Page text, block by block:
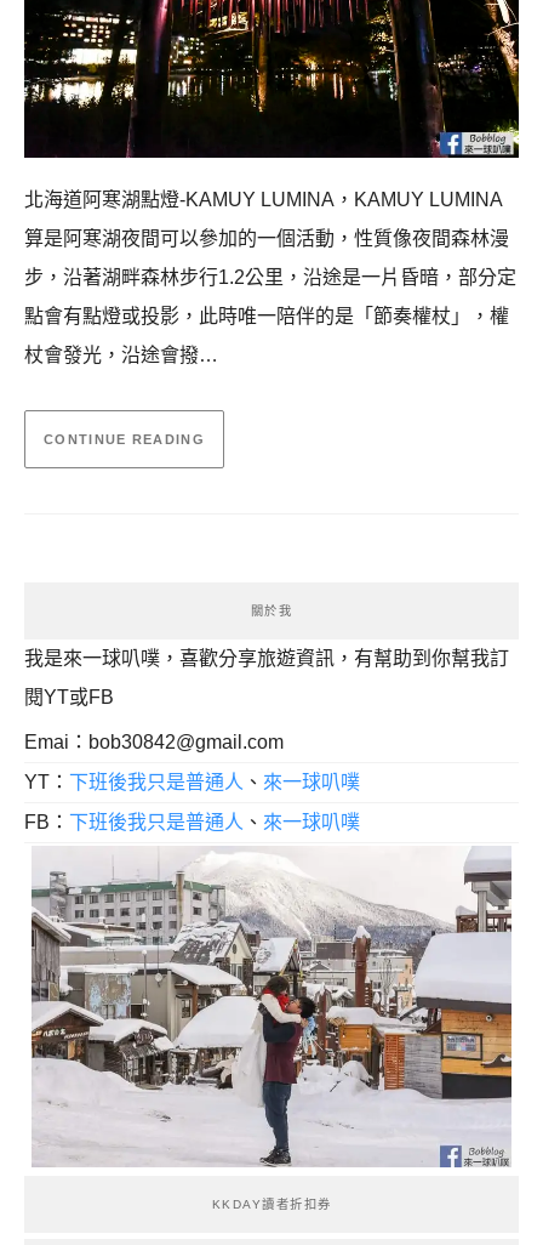
北海道阿寒湖點燈-KAMUY LUMINA，KAMUY LUMINA
算是阿寒湖夜間可以參加的一個活動，性質像夜間森林漫
步，沿著湖畔森林步行1.2公里，沿途是一片昏暗，部分定
點會有點燈或投影，此時唯一陪伴的是「節奏權杖」，權
杖會發光，沿途會撥…
CONTINUE READING
關於我
我是來一球叭噗，喜歡分享旅遊資訊，有幫助到你幫我訂
閱YT或FB
Emai： bob30842@gmail.com
YT： 下班後我只是普通人 、 來一球叭噗
FB： 下班後我只是普通人 、 來一球叭噗
KKDAY讀者折扣券